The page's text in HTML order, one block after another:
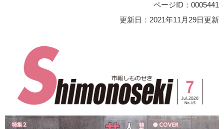
ページID：0005441
更新日：2021年11月29日更新